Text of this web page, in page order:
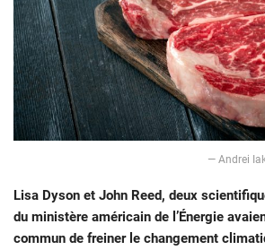
― Andrei
Lisa Dyson et John Reed, deux
du ministère américain de l’Énergie
commun de freiner le changement